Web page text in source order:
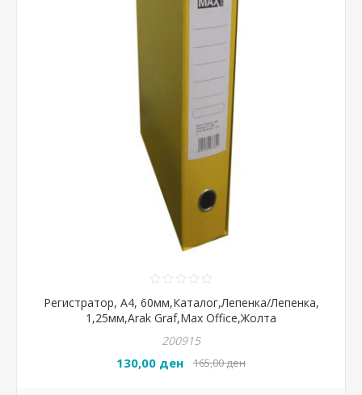
Регистратор, А4, 60мм,Каталог,Лепенка/Лепенка,
1,25мм,Arak Graf,Max Office,Жолта
200915
130,00 ден 165,00 ден